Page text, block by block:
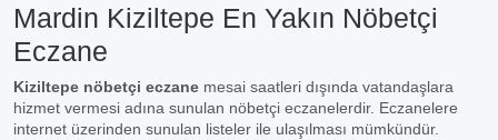
Mardin Kiziltepe En Yakın Nöbetçi
Eczane
Kiziltepe nöbetçi eczane mesai saatleri dışında vatandaşlara
hizmet vermesi adına sunulan nöbetçi eczanelerdir. Eczanelere
internet üzerinden sunulan listeler ile ulaşılması mümkündür.